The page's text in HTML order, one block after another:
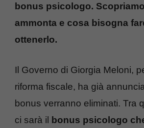
bonus psicologo.
ammonta e cosa bisogna
ottenerlo.
Il Governo di Giorgia Meloni,
riforma fiscale, ha già
bonus verranno eliminati. Tra
ci sarà il
bonus psicologo